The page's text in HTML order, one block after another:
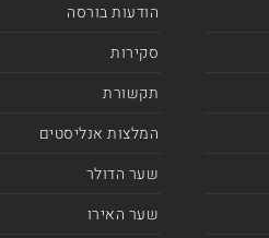
הודעות בורסה
סקירות
תקשורת
המלצות אנליסטים
שער הדולר
שער האירו